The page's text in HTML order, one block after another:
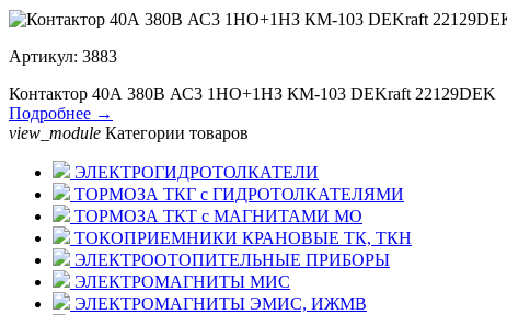
Артикул: 3883
Контактор 40А 380В АС3 1НО+1НЗ КМ-103 DEKraft 22129DEK
Подробнее →
view_module Категории товаров
ЭЛЕКТРОГИДРОТОЛКАТЕЛИ
ТОРМОЗА ТКГ с ГИДРОТОЛКАТЕЛЯМИ
ТОРМОЗА ТКТ с МАГНИТАМИ МО
ТОКОПРИЕМНИКИ КРАНОВЫЕ ТК, ТКН
ЭЛЕКТРООТОПИТЕЛЬНЫЕ ПРИБОРЫ
ЭЛЕКТРОМАГНИТЫ МИС
ЭЛЕКТРОМАГНИТЫ ЭМИС, ИЖМВ